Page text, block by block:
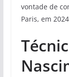
vontade de
Paris, em